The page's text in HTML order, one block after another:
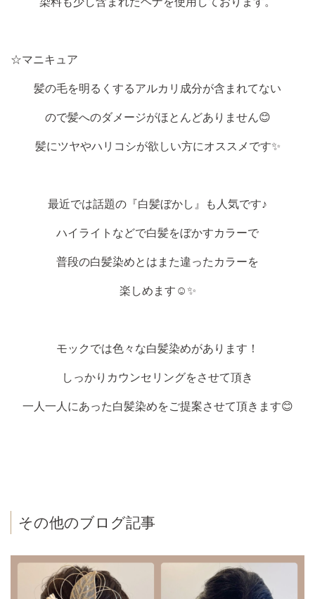
☆マニキュア
髪の毛を明るくするアルカリ成分が含まれてない
ので髪へのダメージがほとんどありません😊
髪にツヤやハリコシが欲しい方にオススメです✨
最近では話題の『白髪ぼかし』も人気です♪
ハイライトなどで白髪をぼかすカラーで
普段の白髪染めとはまた違ったカラーを
楽しめます☺️✨
モックでは色々な白髪染めがあります！
しっかりカウンセリングをさせて頂き
一人一人にあった白髪染めをご提案させて頂きます😊
その他のブログ記事